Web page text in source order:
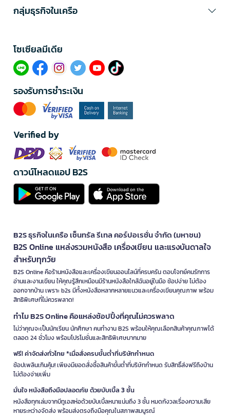
กลุ่มธุรกิจในเครือ
โซเซียลมีเดีย​
รองรับการชำระเงิน
Verified by
ดาวน์โหลดแอป B2S
B2S ธุรกิจในเครือ เซ็นทรัล รีเทล คอร์ปอเรชั่น จำกัด (มหาชน)
B2S Online แหล่งรวมหนังสือ เครื่องเขียน และแรงบันดาลใจ
สำหรับทุกวัย
B2S Online คือร้านหนังสือและเครื่องเขียนออนไลน์ที่ครบครัน ตอบโจทย์คนรักการ
อ่านและงานเขียน ให้คุณรู้สึกเหมือนมีร้านหนังสือใกล้ฉันอยู่ในมือ ช้อปง่าย ไม่ต้อง
ออกจากบ้าน เพราะ b2s มีทั้งหนังสือหลากหลายแนวและเครื่องเขียนคุณภาพ พร้อม
สิทธิพิเศษที่ไม่ควรพลาด!
ทำไม B2S Online คือแหล่งช้อปปิ้งที่คุณไม่ควรพลาด
ไม่ว่าคุณจะเป็นนักเรียน นักศึกษา คนทำงาน B2S พร้อมให้คุณเลือกสินค้าคุณภาพได้
ตลอด 24 ชั่วโมง พร้อมโปรโมชั่นและสิทธิพิเศษมากมาย
ฟรี! ค่าจัดส่งทั่วไทย *เมื่อสั่งครบขั้นต่ำที่บริษัทกำหนด
ช้อปเพลินเกินคุ้ม! เพียงมียอดสั่งซื้อสินค้าขั้นต่ำที่บริษัทกำหนด รับสิทธิ์ส่งฟรีถึงบ้าน
ไม่ต้องจ่ายเพิ่ม
มั่นใจ หนังสือถึงมือปลอดภัย ด้วยบับเบิ้ล 3 ชั้น
หนังสือทุกเล่มจากบีทูเอสห่อด้วยบับเบิ้ลหนาแน่นถึง 3 ชั้น หมดกังวลเรื่องความเสีย
หายระหว่างจัดส่ง พร้อมส่งตรงถึงมือคุณในสภาพสมบูรณ์